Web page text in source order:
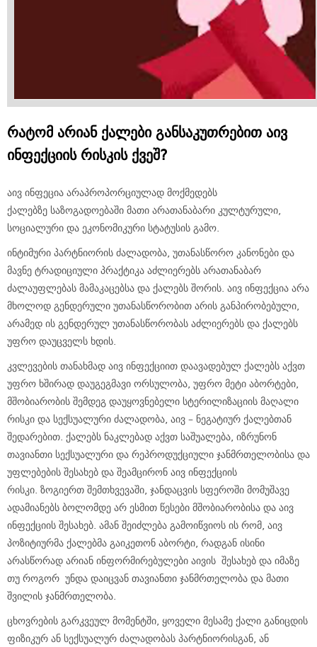
რატომ არიან ქალები განსაკუთრებით აივ
ინფექციის რისკის ქვეშ?
აივ ინფეცია არაპროპორციულად მოქმედებს
ქალებზე საზოგადოებაში მათი არათანაბარი კულტურული,
სოციალური და ეკონომიკური სტატუსის გამო.
ინტიმური პარტნიორის ძალადობა, უთანასწორო კანონები და
მავნე ტრადიციული პრაქტიკა აძლიერებს არათანაბარ
ძალაუფლებას მამაკაცებსა და ქალებს შორის. აივ ინფექცია არა
მხოლოდ გენდერული უთანასწორობით არის განპირობებული,
არამედ ის გენდერულ უთანასწორობას აძლიერებს და ქალებს
უფრო დაუცველს ხდის.
კვლევების თანახმად აივ ინფექციით დაავადებულ ქალებს აქვთ
უფრო ხშირად დაუგეგმავი ორსულობა, უფრო მეტი აბორტები,
მშობიარობის შემდეგ დაუყოვნებელი სტერილიზაციის მაღალი
რისკი და სექსუალური ძალადობა, აივ – ნეგატიურ ქალებთან
შედარებით. ქალებს ნაკლებად აქვთ საშუალება, იზრუნონ
თავიანთი სექსუალური და რეპროდუქციული ჯანმრთელობისა და
უფლებების შესახებ და შეამცირონ აივ ინფექციის
რისკი. ზოგიერთ შემთხვევაში, ჯანდაცვის სფეროში მომუშავე
ადამიანებს ბოლომდე არ ესმით წესები მშობიარობისა და აივ
ინფექციის შესახებ. ამან შეიძლება გამოიწვიოს ის რომ, აივ
პოზიტიურმა ქალებმა გაიკეთონ აბორტი, რადგან ისინი
არასწორად არიან ინფორმირებულები აივის შესახებ და იმაზე
თუ როგორ უნდა დაიცვან თავიანთი ჯანმრთელობა და მათი
შვილის ჯანმრთელობა.
ცხოვრების გარკვეულ მომენტში, ყოველი მესამე ქალი განიცდის
ფიზიკურ ან სექსუალურ ძალადობას პარტნიორისგან, ან